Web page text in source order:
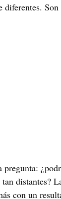
distantes?
con un